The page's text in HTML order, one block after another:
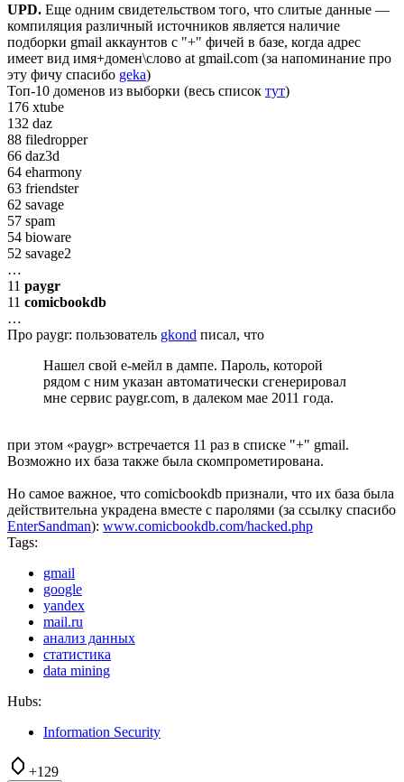
UPD. Еще одним свидетельством того, что слитые данные —
компиляция различный источников является наличие
подборки gmail аккаунтов с "+" фичей в базе, когда адрес
имеет вид имя+домен\слово at gmail.com (за напоминание про
эту фичу спасибо geka)
Топ-10 доменов из выборки (весь список тут)
176 xtube
132 daz
88 filedropper
66 daz3d
64 eharmony
63 friendster
62 savage
57 spam
54 bioware
52 savage2
…
11 paygr
11 comicbookdb
…
Про paygr: пользователь gkond писал, что
Нашел свой е-мейл в дампе. Пароль, которой
рядом с ним указан автоматически сгенерировал
мне сервис paygr.com, в далеком мае 2011 года.
при этом «paygr» встречается 11 раз в списке "+" gmail.
Возможно их база также была скомпрометирована.
Но самое важное, что comicbookdb признали, что их база была
действительна украдена вместе с паролями (за ссылку спасибо
EnterSandman): www.comicbookdb.com/hacked.php
Tags:
gmail
google
yandex
mail.ru
анализ данных
статистика
data mining
Hubs:
Information Security
+129